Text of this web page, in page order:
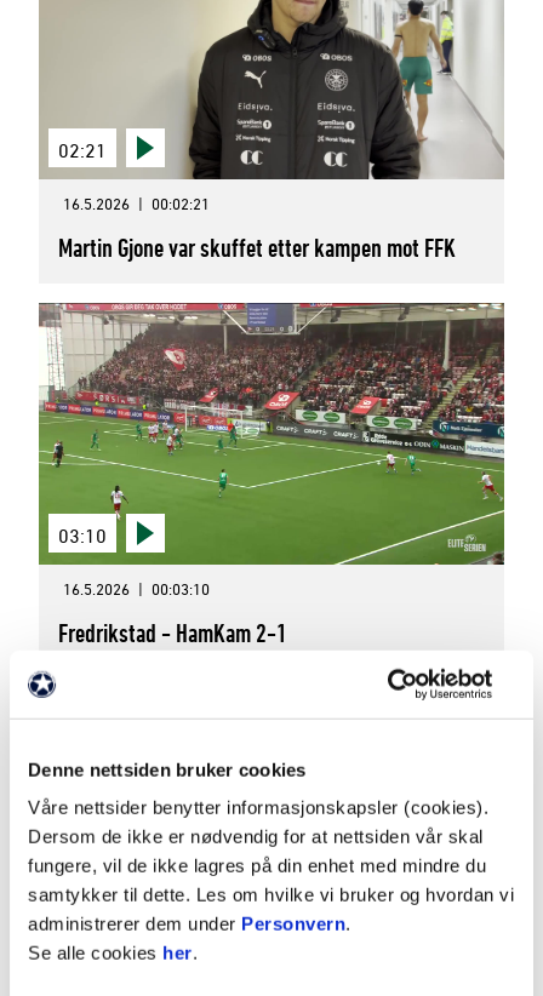
Denne nettsiden bruker cookies
Våre nettsider benytter informasjonskapsler (cookies).
Dersom de ikke er nødvendig for at nettsiden vår skal
fungere, vil de ikke lagres på din enhet med mindre du
samtykker til dette. Les om hvilke vi bruker og hvordan vi
administrerer dem under Personvern.
Se alle cookies her.
02:21
16.5.2026 | 00:02:21
Martin Gjone var skuffet etter kampen mot FFK
03:10
16.5.2026 | 00:03:10
Fredrikstad - HamKam 2-1
02:36